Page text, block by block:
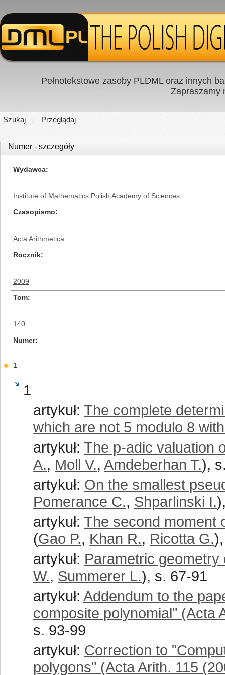
Pełnotekstowe zasoby PLDML oraz innych
Zapraszamy
Szukaj Przeglądaj
Numer - szczegóły
Wydawca
Institute of Mathematics Polish Academy of Sciences
Czasopismo
Acta Arithmetica
Rocznik
2009
Tom
140
Numer
1
1
artykuł: The complete
which are not 5 modulo 8
artykuł: The p-adic valuation
A., Moll V., Amdeberhan T.),
artykuł: On the smallest
Pomerance C., Shparlinski I.
artykuł: The second moment
(Gao P., Khan R., Ricotta G.
artykuł: Parametric
W., Summerer L.), s. 67-91
artykuł: Addendum to the
composite polynomial" (Acta
s. 93-99
artykuł: Correction to
polygons" (Acta Arith. 115